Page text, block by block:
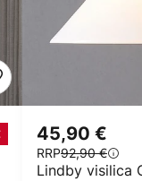
Lindby visilica
45,90 €
RRP92,90 €